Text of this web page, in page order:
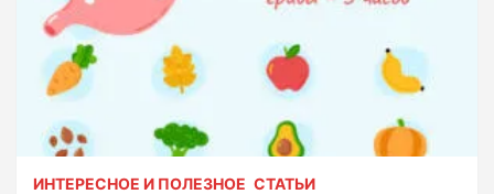
ИНТЕРЕСНОЕ И ПОЛЕЗНОЕ СТАТЬИ